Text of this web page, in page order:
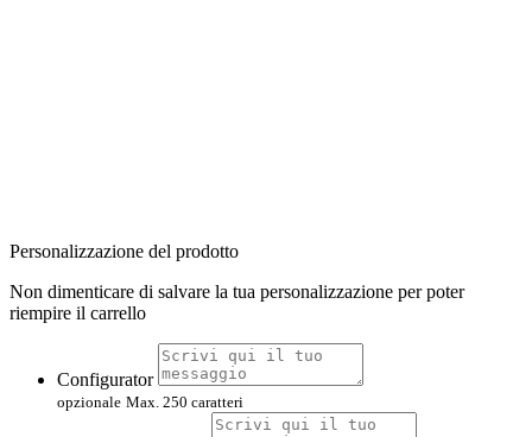
Personalizzazione del prodotto
Non dimenticare di salvare la tua personalizzazione per poter
riempire il carrello
Configurator
opzionale Max. 250 caratteri